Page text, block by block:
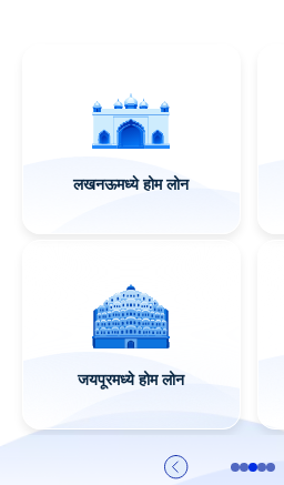
मैसूरमध्ये होम लोन
गुरुग्राममध्ये होम लोन